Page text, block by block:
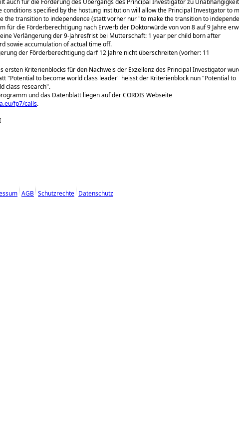
conditions specified by the hostung institution will allow the Principal Investgator to
the transition to independence (statt vorher nur "to make the transition to
für die Förderberechtigung nach Erwerb der Doktorwürde von von 8 auf 9 Jahre
Verlängerung der 9-Jahresfrist bei Mutterschaft: 1 year per child born after
sowie accumulation of actual time off.
der Förderberechtigung darf 12 Jahre nicht überschreiten (vorher: 11
ersten Kriterienblocks für den Nachweis der Exzellenz des Principal Investigator
"Potential to become world class leader" heisst der Kriterienblock nun "Potential to
class research".
und das Datenblatt liegen auf der CORDIS Webseite
fp7/calls.
AGB Schutzrechte Datenschutz